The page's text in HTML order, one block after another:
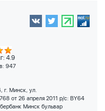
4.9
947
г. Минск, ул.
от 26 апреля 2011 р/с: BY64
Минск бульвар